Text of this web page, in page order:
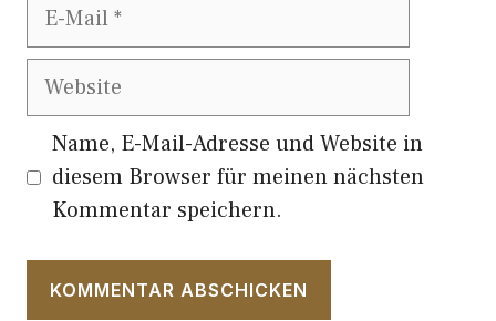
Website
Name, E-Mail-Adresse und Website in
diesem Browser für meinen nächsten
Kommentar speichern.